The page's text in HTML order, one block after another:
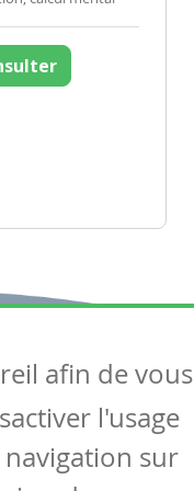
afin de vous
l'usage
sur